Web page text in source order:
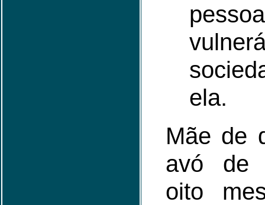
ela.
Mãe de
avó de
oito